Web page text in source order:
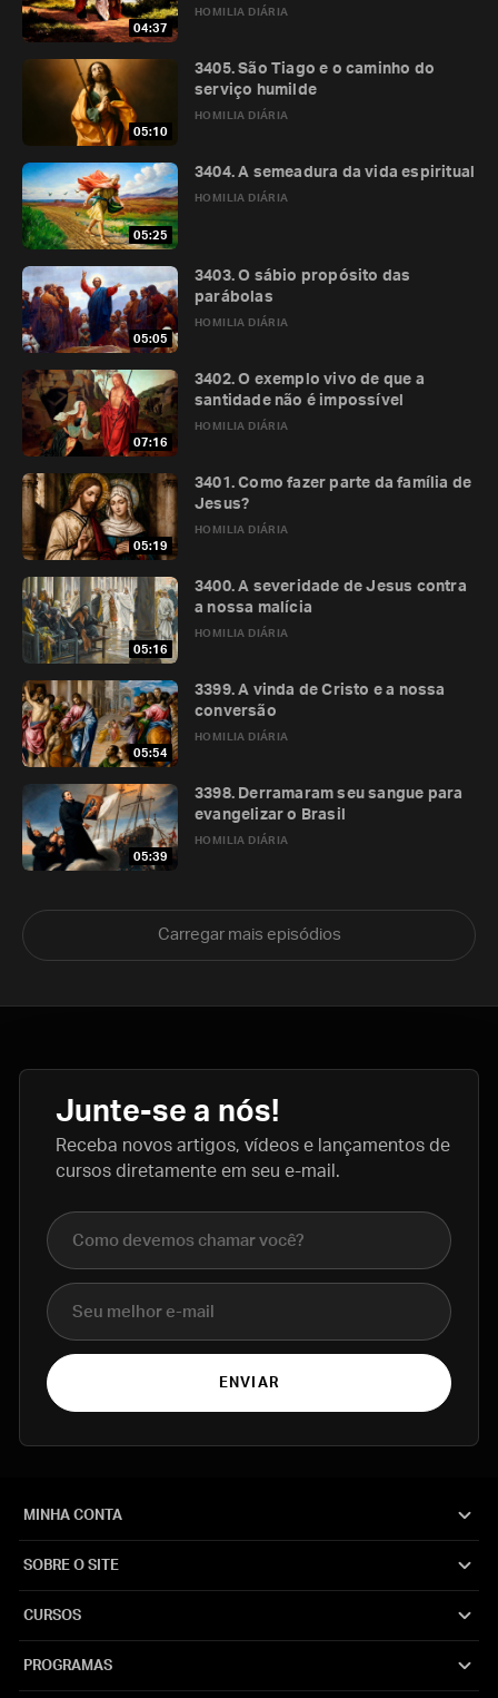
04:37
HOMILIA DIÁRIA
05:10
HOMILIA DIÁRIA
3405. São Tiago e o caminho do
serviço humilde
05:25
HOMILIA DIÁRIA
3404. A semeadura da vida espiritual
05:05
HOMILIA DIÁRIA
3403. O sábio propósito das
parábolas
07:16
HOMILIA DIÁRIA
3402. O exemplo vivo de que a
santidade não é impossível
05:19
HOMILIA DIÁRIA
3401. Como fazer parte da família de
Jesus?
05:16
HOMILIA DIÁRIA
3400. A severidade de Jesus contra
a nossa malícia
05:54
HOMILIA DIÁRIA
3399. A vinda de Cristo e a nossa
conversão
05:39
HOMILIA DIÁRIA
3398. Derramaram seu sangue para
evangelizar o Brasil
Carregar mais episódios
Junte-se a nós!
Receba novos artigos, vídeos e lançamentos de
cursos diretamente em seu e-mail.
Nome completo
E-mail
ENVIAR
MINHA CONTA
SOBRE O SITE
CURSOS
PROGRAMAS